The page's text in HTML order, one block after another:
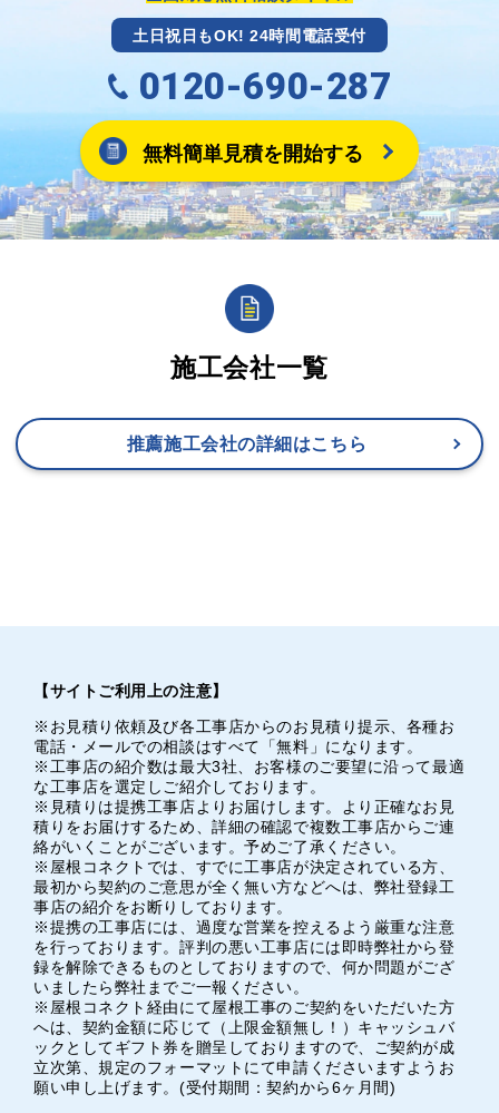
土日祝日もOK! 24時間電話受付
0120-690-287
無料簡単見積を開始する
施工会社一覧
推薦施工会社の詳細はこちら
【サイトご利用上の注意】
※お見積り依頼及び各工事店からのお見積り提示、各種お
電話・メールでの相談はすべて「無料」になります。
※工事店の紹介数は最大3社、お客様のご要望に沿って最適
な工事店を選定しご紹介しております。
※見積りは提携工事店よりお届けします。より正確なお見
積りをお届けするため、詳細の確認で複数工事店からご連
絡がいくことがございます。予めご了承ください。
※屋根コネクトでは、すでに工事店が決定されている方、
最初から契約のご意思が全く無い方などへは、弊社登録工
事店の紹介をお断りしております。
※提携の工事店には、過度な営業を控えるよう厳重な注意
を行っております。評判の悪い工事店には即時弊社から登
録を解除できるものとしておりますので、何か問題がござ
いましたら弊社までご一報ください。
※屋根コネクト経由にて屋根工事のご契約をいただいた方
へは、契約金額に応じて（上限金額無し！）キャッシュバ
ックとしてギフト券を贈呈しておりますので、ご契約が成
立次第、規定のフォーマットにて申請くださいますようお
願い申し上げます。(受付期間：契約から6ヶ月間)